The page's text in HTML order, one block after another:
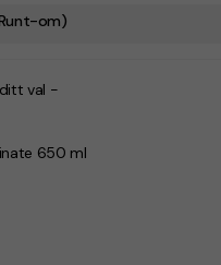
om)
val -
650 ml